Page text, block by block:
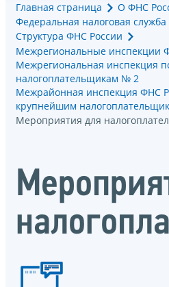
Главная страница
О ФНС
Федеральная налоговая служба
Структура ФНС России
Межрегиональные инспекции
Межрегиональная инспекция
налогоплательщикам № 2
Межрайонная инспекция ФНС
крупнейшим
Мероприятия для